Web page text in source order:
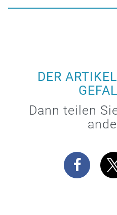
DER
Dann teilen